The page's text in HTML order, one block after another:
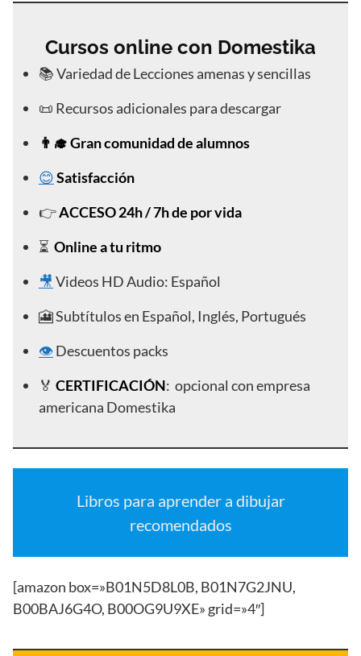
Cursos online con Domestika
📚 Variedad de Lecciones amenas y sencillas
📜 Recursos adicionales para descargar
👨‍🎓 Gran comunidad de alumnos
😊Satisfacción
👉ACCESO 24h / 7h de por vida
⏳ Online a tu ritmo
🎥 Videos HD Audio: Español
🎦 Subtítulos en Español, Inglés, Portugués
👁️Descuentos packs
🏅 CERTIFICACIÓN: opcional con empresa
americana Domestika
Libros para aprender a dibujar
recomendados
[amazon box=»B01N5D8L0B, B01N7G2JNU,
B00BAJ6G4O, B00OG9U9XE» grid=»4″]